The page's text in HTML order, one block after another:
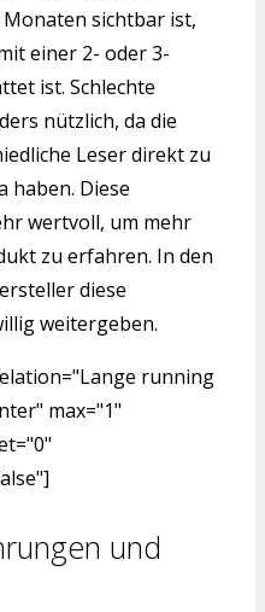
sichtbar ist,
einer 2- oder 3-
ist. Schlechte
nützlich, da die
Leser direkt zu
haben. Diese
wertvoll, um mehr
zu erfahren. In den
diese
weitergeben.
running
max="1"
und